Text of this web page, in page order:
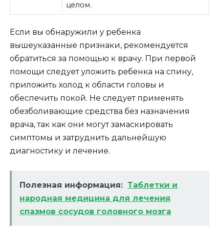
целом.
Если вы обнаружили у ребенка
вышеуказанные признаки, рекомендуется
обратиться за помощью к врачу. При первой
помощи следует уложить ребенка на спину,
приложить холод к области головы и
обеспечить покой. Не следует применять
обезболивающие средства без назначения
врача, так как они могут замаскировать
симптомы и затруднить дальнейшую
диагностику и лечение.
Полезная информация: Таблетки и
народная медицина для лечения
спазмов сосудов головного мозга